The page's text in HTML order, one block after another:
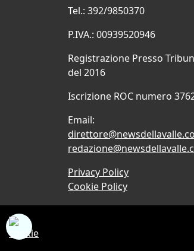
Tel.: 392/9850370
P.IVA.: 00939520946
Registrazione Presso
del 2016
Iscrizione ROC numero
Email:
Privacy Policy
Cookie Policy